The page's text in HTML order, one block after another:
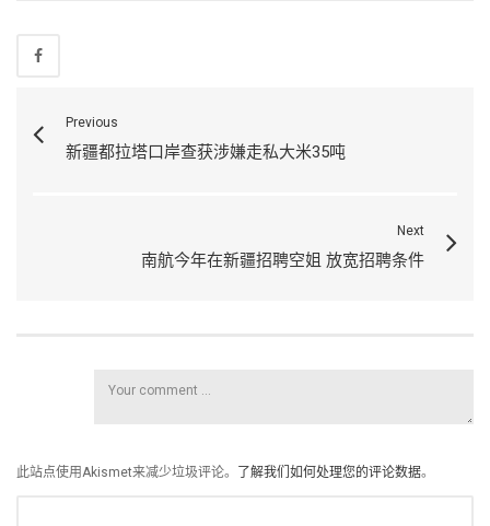
Previous
新疆都拉塔口岸查获涉嫌走私大米35吨
Next
南航今年在新疆招聘空姐 放宽招聘条件
此站点使用Akismet来减少垃圾评论。 了解我们如何处理您的评论数据。